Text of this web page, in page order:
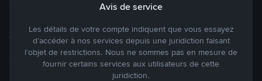
Tradez à des prix avantageux pour vous
Tradez des cryptos en étant libres d’acheter et de vendre à votre
prix. Achetez ou vendez à partir des offres existantes, ou créez
Avis de service
Les détails de votre compte indiquent que vous essayez
d’accéder à nos services depuis une juridiction faisant
l’objet de restrictions. Nous ne sommes pas en mesure de
fournir certains services aux utilisateurs de cette
juridiction.